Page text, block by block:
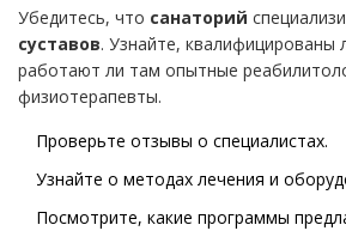
Убедитесь, что санаторий
суставов. Узнайте, квалифицированы
работают ли там опытные
физиотерапевты.
Проверьте отзывы о специалистах.
Узнайте о методах лечения и
Посмотрите, какие программы